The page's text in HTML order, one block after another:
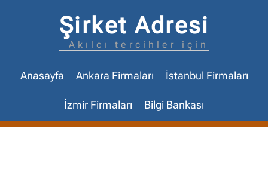
Şirket Adresi
Akılcı tercihler için
Anasayfa Ankara Firmaları İstanbul Firmaları
İzmir Firmaları Bilgi Bankası